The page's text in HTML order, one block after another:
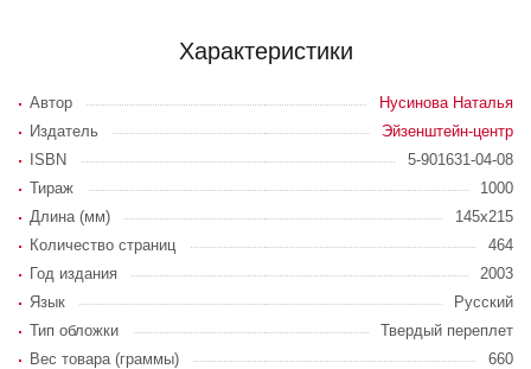
Характеристики
Автор
Нусинова Наталья
Издатель
Эйзенштейн-центр
ISBN
5-901631-04-08
Тираж
1000
Длина (мм)
145x215
Количество страниц
464
Год издания
2003
Язык
Русский
Тип обложки
Твердый переплет
Вес товара (граммы)
660